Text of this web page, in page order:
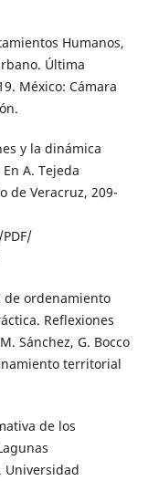
Humanos,
Última
México: Cámara
y la dinámica
A. Tejeda
de Veracruz, 209-
de ordenamiento
Reflexiones
Sánchez, G. Bocco
territorial
de los
Universidad